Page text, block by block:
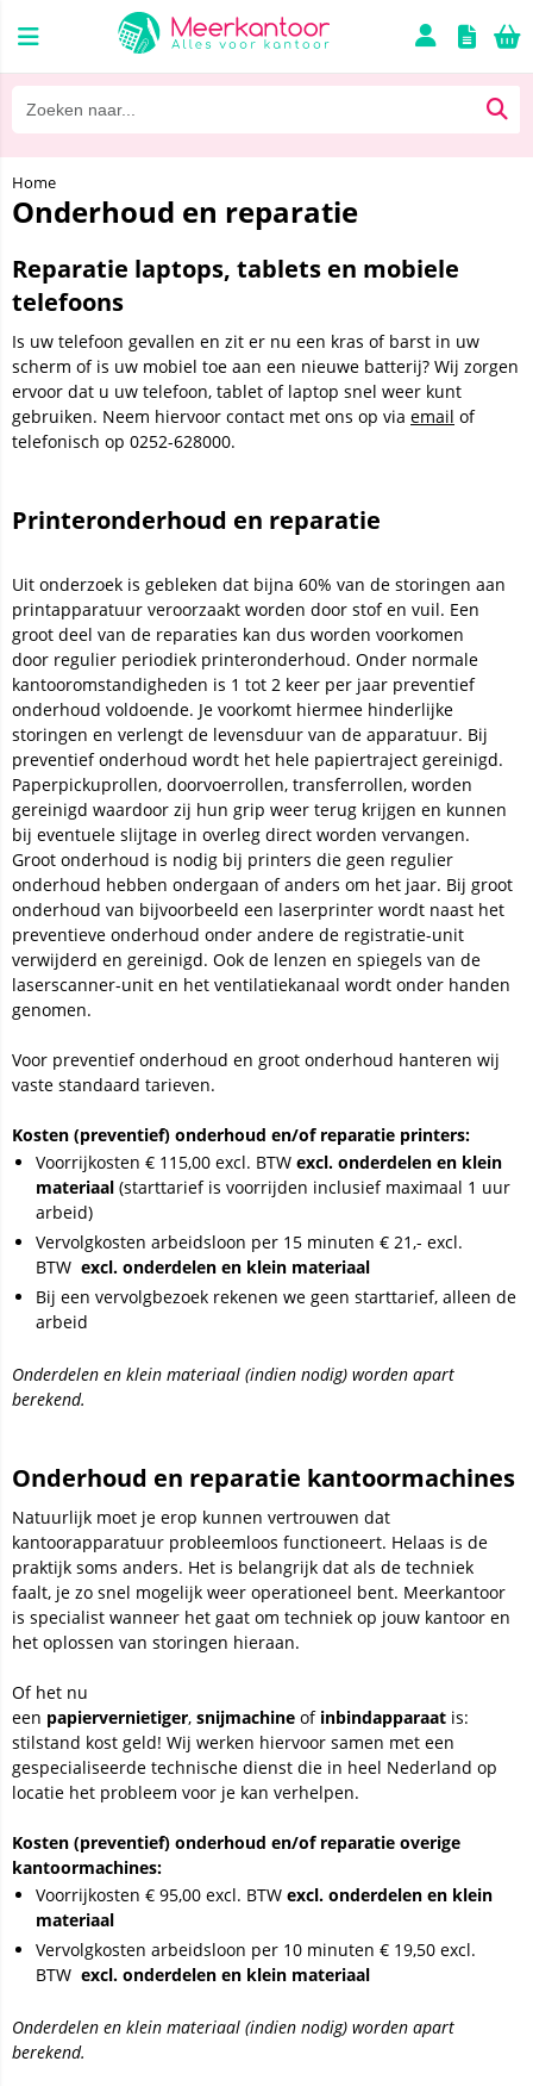
Home
Onderhoud en reparatie
Reparatie laptops, tablets en mobiele
telefoons
Is uw telefoon gevallen en zit er nu een kras of barst in uw
scherm of is uw mobiel toe aan een nieuwe batterij? Wij zorgen
ervoor dat u uw telefoon, tablet of laptop snel weer kunt
gebruiken. Neem hiervoor contact met ons op via email of
telefonisch op 0252-628000.
Printeronderhoud en reparatie
Uit onderzoek is gebleken dat bijna 60% van de storingen aan
printapparatuur veroorzaakt worden door stof en vuil. Een
groot deel van de reparaties kan dus worden voorkomen
door regulier periodiek printeronderhoud. Onder normale
kantooromstandigheden is 1 tot 2 keer per jaar preventief
onderhoud voldoende. Je voorkomt hiermee hinderlijke
storingen en verlengt de levensduur van de apparatuur. Bij
preventief onderhoud wordt het hele papiertraject gereinigd.
Paperpickuprollen, doorvoerrollen, transferrollen, worden
gereinigd waardoor zij hun grip weer terug krijgen en kunnen
bij eventuele slijtage in overleg direct worden vervangen.
Groot onderhoud is nodig bij printers die geen regulier
onderhoud hebben ondergaan of anders om het jaar. Bij groot
onderhoud van bijvoorbeeld een laserprinter wordt naast het
preventieve onderhoud onder andere de registratie-unit
verwijderd en gereinigd. Ook de lenzen en spiegels van de
laserscanner-unit en het ventilatiekanaal wordt onder handen
genomen.
Voor preventief onderhoud en groot onderhoud hanteren wij
vaste standaard tarieven.
Kosten (preventief) onderhoud en/of reparatie printers:
Voorrijkosten € 115,00 excl. BTW excl. onderdelen en klein
materiaal (starttarief is voorrijden inclusief maximaal 1 uur
arbeid)
Vervolgkosten arbeidsloon per 15 minuten € 21,- excl.
BTW excl. onderdelen en klein materiaal
Bij een vervolgbezoek rekenen we geen starttarief, alleen de
arbeid
Onderdelen en klein materiaal (indien nodig) worden apart
berekend.
Onderhoud en reparatie kantoormachines
Natuurlijk moet je erop kunnen vertrouwen dat
kantoorapparatuur probleemloos functioneert. Helaas is de
praktijk soms anders. Het is belangrijk dat als de techniek
faalt, je zo snel mogelijk weer operationeel bent. Meerkantoor
is specialist wanneer het gaat om techniek op jouw kantoor en
het oplossen van storingen hieraan.
Of het nu
een papiervernietiger, snijmachine of inbindapparaat is:
stilstand kost geld! Wij werken hiervoor samen met een
gespecialiseerde technische dienst die in heel Nederland op
locatie het probleem voor je kan verhelpen.
Kosten (preventief) onderhoud en/of reparatie overige
kantoormachines:
Voorrijkosten € 95,00 excl. BTW excl. onderdelen en klein
materiaal
Vervolgkosten arbeidsloon per 10 minuten € 19,50 excl.
BTW excl. onderdelen en klein materiaal
Onderdelen en klein materiaal (indien nodig) worden apart
berekend.